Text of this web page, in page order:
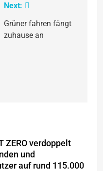
Next:
Grüner fahren fängt
zuhause an
ZERO verdoppelt
und
auf rund 115.000